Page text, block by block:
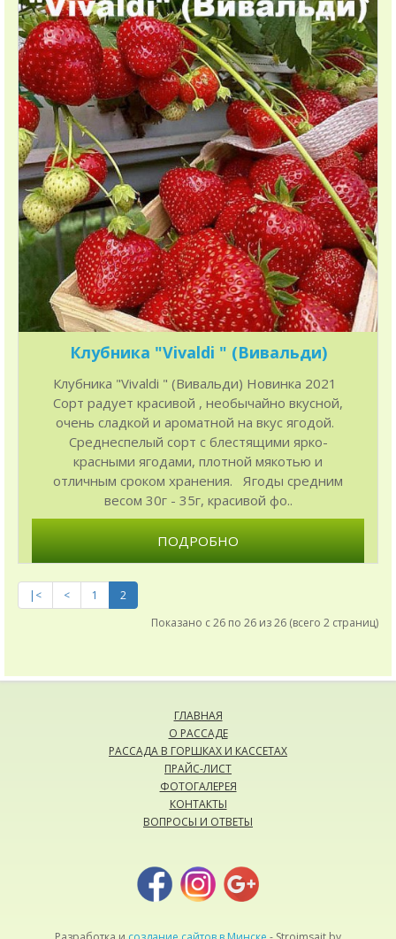
Клубника "Vivaldi " (Вивальди)
Клубника "Vivaldi " (Вивальди) Новинка 2021
Сорт радует красивой , необычайно вкусной,
очень сладкой и ароматной на вкус ягодой.
Среднеспелый сорт с блестящими ярко-
красными ягодами, плотной мякотью и
отличным сроком хранения. Ягоды средним
весом 30г - 35г, красивой фо..
ПОДРОБНО
|< < 1
2
Показано с 26 по 26 из 26 (всего 2 страниц)
ГЛАВНАЯ
О РАССАДЕ
РАССАДА В ГОРШКАХ И КАССЕТАХ
ПРАЙС-ЛИСТ
ФОТОГАЛЕРЕЯ
КОНТАКТЫ
ВОПРОСЫ И ОТВЕТЫ